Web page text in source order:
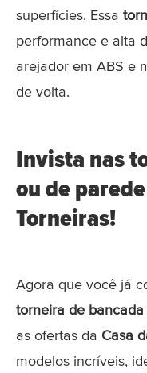
superfícies. Essa
performance e alta
arejador em ABS e
de volta.
Invista nas
ou de
Torneiras!
Agora que você já
torneira de
as ofertas da Casa
modelos incríveis,